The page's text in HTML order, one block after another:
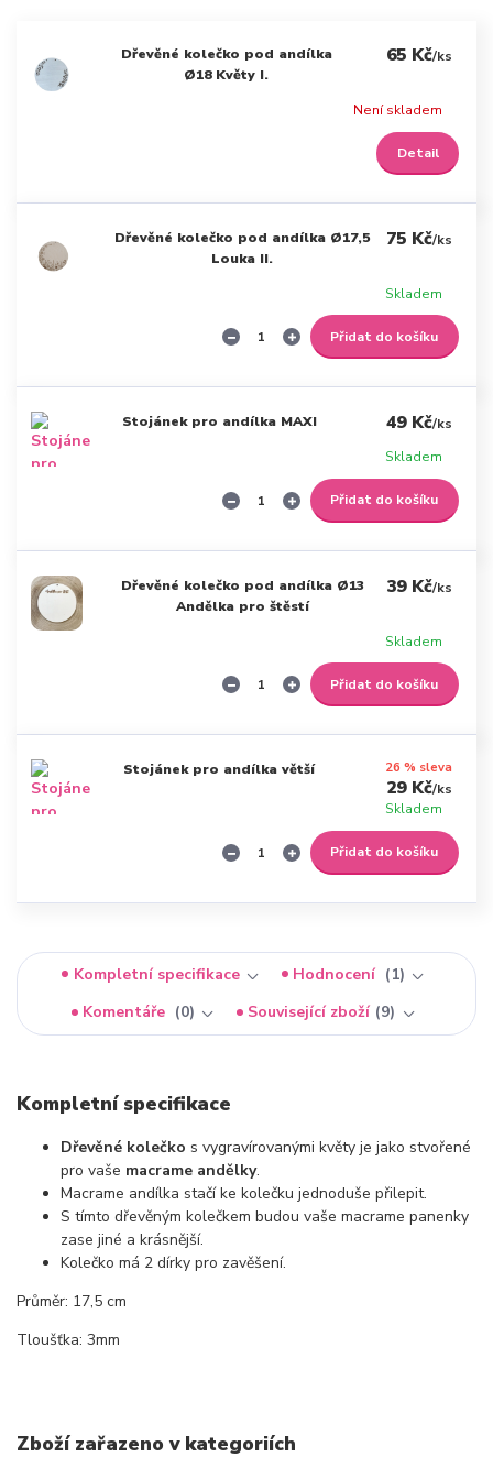
Dřevěné kolečko pod andílka
Ø18 Květy I.
65 Kč/ks
Není skladem
Detail
Dřevěné kolečko pod andílka Ø17,5
Louka II.
75 Kč/ks
Skladem
Přidat do košíku
Stojánek pro andílka MAXI 49 Kč/ks
Skladem
Přidat do košíku
Dřevěné kolečko pod andílka Ø13
Andělka pro štěstí
39 Kč/ks
Skladem
Přidat do košíku
Stojánek pro andílka větší 26 % sleva
29 Kč/ks
Skladem
Přidat do košíku
Kompletní specifikace Hodnocení
1
Komentáře
0 Související zboží 9
Kompletní specifikace
Dřevěné kolečko s vygravírovanými květy je jako stvořené
pro vaše macrame andělky.
Macrame andílka stačí ke kolečku jednoduše přilepit.
S tímto dřevěným kolečkem budou vaše macrame panenky
zase jiné a krásnější.
Kolečko má 2 dírky pro zavěšení.
Průměr: 17,5 cm
Tloušťka: 3mm
Zboží zařazeno v kategoriích